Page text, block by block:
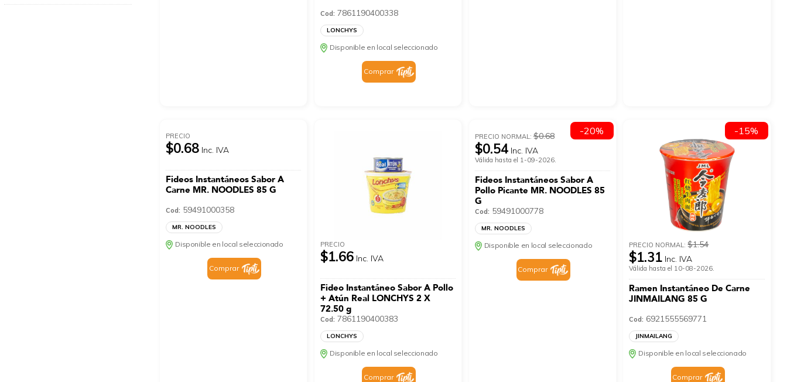
Cod: 7861190400338
LONCHYS
Disponible en local seleccionado
Comprar
PRECIO
$0.68 Inc. IVA
Fideos Instantáneos Sabor A
Carne MR. NOODLES 85 G
Cod: 59491000358
MR. NOODLES
Disponible en local seleccionado
Comprar
PRECIO
$1.66 Inc. IVA
Fideo Instantáneo Sabor A Pollo
+ Atún Real LONCHYS 2 X
72.50 g
Cod: 7861190400383
LONCHYS
Disponible en local seleccionado
Comprar
PRECIO NORMAL:$0.68
$0.54 Inc. IVA
Válida hasta el 1-09-2026.
Fideos Instantáneos Sabor A
Pollo Picante MR. NOODLES 85
G
Cod: 59491000778
MR. NOODLES
Disponible en local seleccionado
Comprar
-20%
PRECIO NORMAL:$1.54
$1.31 Inc. IVA
Válida hasta el 10-08-2026.
Ramen Instantáneo De Carne
JINMAILANG 85 G
Cod: 6921555569771
JINMAILANG
Disponible en local seleccionado
Comprar
-15%